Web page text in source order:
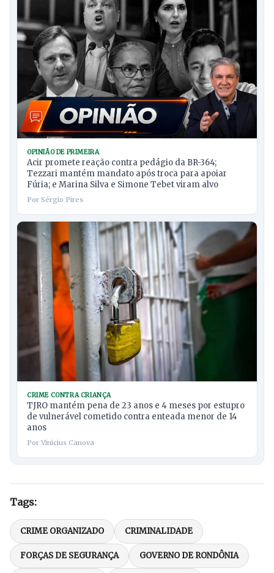
OPINIÃO DE PRIMEIRA
Acir promete reação contra pedágio da BR-364;
Tezzari mantém mandato após troca para apoiar
Fúria; e Marina Silva e Simone Tebet viram alvo
Por Sérgio Pires
CRIME CONTRA CRIANÇA
TJRO mantém pena de 23 anos e 4 meses por estupro
de vulnerável cometido contra enteada menor de 14
anos
Por Vinicius Canova
Tags:
CRIME ORGANIZADO CRIMINALIDADE
FORÇAS DE SEGURANÇA GOVERNO DE RONDÔNIA